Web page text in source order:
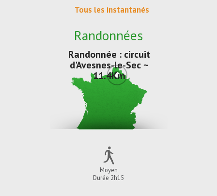
Tous les instantanés
Randonnées
Randonnée : circuit
d'Avesnes-le-Sec ~
11.4Km
Moyen
Durée 2h15